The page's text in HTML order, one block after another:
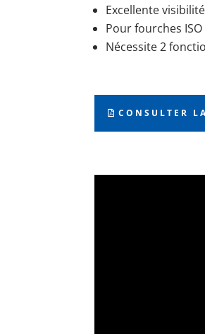
Excellente visibilité
Pour fourches ISO
Nécessite 2
CONSULTER